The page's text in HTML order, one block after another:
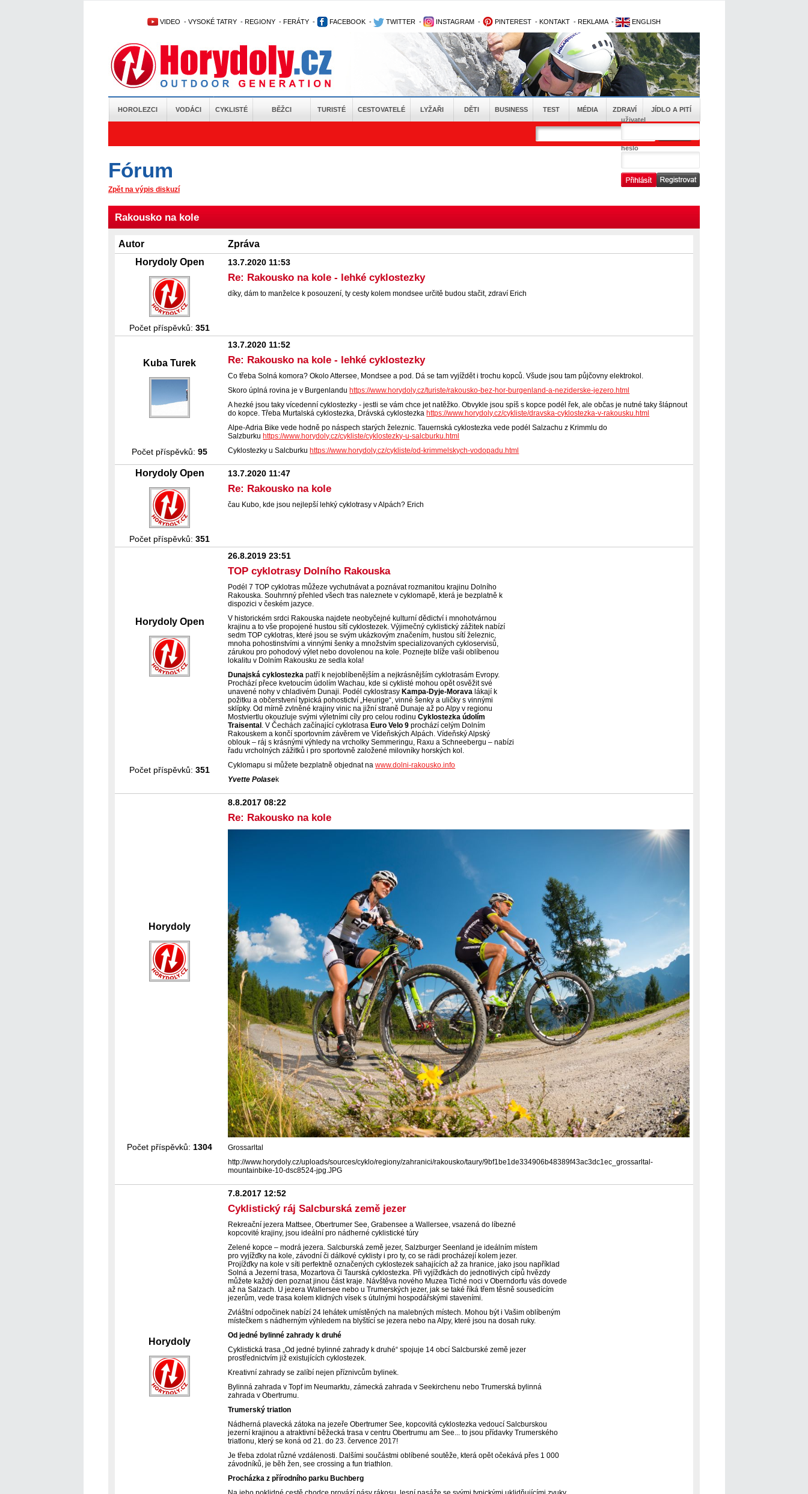
VIDEO - VYSOKÉ TATRY - REGIONY - FERÁTY - FACEBOOK - TWITTER - INSTAGRAM - PINTEREST - KONTAKT - REKLAMA - ENGLISH
HOROLEZCI VODÁCI CYKLISTÉ BĚŽCI TURISTÉ CESTOVATELÉ LYŽAŘI DĚTI BUSINESS TEST MÉDIA ZDRAVÍ
JÍDLO A PITÍ
uživatel
heslo
Fórum
Zpět na výpis diskuzí
Rakousko na kole
Autor
Zpráva
Horydoly Open
13.7.2020 11:53
Re: Rakousko na kole - lehké cyklostezky
díky, dám to manželce k posouzení, ty cesty kolem mondsee určitě budou stačit, zdraví Erich
Počet příspěvků: 351
Kuba Turek
13.7.2020 11:52
Re: Rakousko na kole - lehké cyklostezky
Co třeba Solná komora? Okolo Attersee, Mondsee a pod. Dá se tam vyjíždět i trochu kopců. Všude jsou tam půjčovny elektrokol.
Skoro úplná rovina je v Burgenlanduhttps://www.horydoly.cz/turiste/rakousko-bez-hor-burgenland-a-neziderske-jezero.html
A hezké jsou taky vícedenní cyklostezky - jestli se vám chce jet natěžko. Obvykle jsou spíš s kopce podél řek, ale občas je nutné taky šlápnout
do kopce. Třeba Murtalská cyklostezka, Drávská cyklostezkahttps://www.horydoly.cz/cykliste/dravska-cyklostezka-v-rakousku.html
Alpe-Adria Bike vede hodně po náspech starých železnic. Tauernská cyklostezka vede podél Salzachu z Krimmlu do
Salzburkuhttps://www.horydoly.cz/cykliste/cyklostezky-u-salcburku.html
Cyklostezky u Salcburkuhttps://www.horydoly.cz/cykliste/od-krimmelskych-vodopadu.html
Počet příspěvků: 95
Horydoly Open 13.7.2020 11:47
Re: Rakousko na kole
čau Kubo, kde jsou nejlepší lehký cyklotrasy v Alpách? Erich
Počet příspěvků: 351
Horydoly Open
26.8.2019 23:51
TOP cyklotrasy Dolního Rakouska
Podél 7 TOP cyklotras můžeze vychutnávat a poznávat rozmanitou krajinu Dolního
Rakouska. Souhrnný přehled všech tras naleznete v cyklomapě, která je bezplatně k
dispozici v českém jazyce.
V historickém srdci Rakouska najdete neobyčejné kulturní dědictví i mnohotvárnou
krajinu a to vše propojené hustou sítí cyklostezek. Výjimečný cyklistický zážitek nabízí
sedm TOP cyklotras, které jsou se svým ukázkovým značením, hustou sítí železnic,
mnoha pohostinstvími a vinnými šenky a množstvím specializovaných cykloservisů,
zárukou pro pohodový výlet nebo dovolenou na kole. Poznejte blíže vaši oblíbenou
lokalitu v Dolním Rakousku ze sedla kola!
Dunajská cyklostezka patří k nejoblíbenějším a nejkrásnějším cyklotrasám Evropy.
Prochází přece kvetoucím údolím Wachau, kde si cyklisté mohou opět osvěžit své
unavené nohy v chladivém Dunaji. Podél cyklostrasyKampa-Dyje-Morava lákají k
požitku a občerstvení typická pohostictví „Heurige“, vinné šenky a uličky s vinnými
sklípky. Od mírně zvlněné krajiny vinic na jižní straně Dunaje až po Alpy v regionu
Mostviertlu okouzluje svými výletními cíly pro celou rodinuCyklostezka údolím
Traisental. V Čechách začínající cyklotrasaEuro Velo 9 prochází celým Dolním
Rakouskem a končí sportovním závěrem ve Vídeňských Alpách. Vídeňský Alpský
oblouk – ráj s krásnými výhledy na vrcholky Semmeringu, Raxu a Schneebergu – nabízi
řadu vrcholných zážitků i pro sportovně založené milovníky horských kol.
Cyklomapu si můžete bezplatně objednat nawww.dolni-rakousko.info
Yvette Polasek
Počet příspěvků: 351
Horydoly
8.8.2017 08:22
Re: Rakousko na kole
Grossarltal
http://www.horydoly.cz/uploads/sources/cyklo/regiony/zahranici/rakousko/taury/9bf1be1de334906b48389f43ac3dc1ec_grossarltal-
mountainbike-10-dsc8524-jpg.JPG
Počet příspěvků: 1304
Horydoly
7.8.2017 12:52
Cyklistický ráj Salcburská země jezer
Rekreační jezera Mattsee, Obertrumer See, Grabensee a Wallersee, vsazená do líbezné
kopcovité krajiny, jsou ideální pro nádherné cyklistické túry
Zelené kopce – modrá jezera. Salcburská země jezer, Salzburger Seenland je ideálním místem
pro vyjížďky na kole, závodní či dálkové cyklisty i pro ty, co se rádi procházejí kolem jezer.
Projížďky na kole v síti perfektně označených cyklostezek sahajících až za hranice, jako jsou například
Solná a Jezerní trasa, Mozartova či Taurská cyklostezka. Při vyjížďkách do jednotlivých cípů hvězdy
můžete každý den poznat jinou část kraje. Návštěva nového Muzea Tiché noci v Oberndorfu vás dovede
až na Salzach. U jezera Wallersee nebo u Trumerských jezer, jak se také říká třem těsně sousedícím
jezerům, vede trasa kolem klidných vísek s útulnými hospodářskými staveními.
Zvláštní odpočinek nabízí 24 lehátek umístěných na malebných místech. Mohou být i Vašim oblíbeným
místečkem s nádherným výhledem na blyštící se jezera nebo na Alpy, které jsou na dosah ruky.
Od jedné bylinné zahrady k druhé
Cyklistická trasa „Od jedné bylinné zahrady k druhé“ spojuje 14 obcí Salcburské země jezer
prostřednictvím již existujících cyklostezek.
Kreativní zahrady se zalíbí nejen příznivcům bylinek.
Bylinná zahrada v Topf im Neumarktu, zámecká zahrada v Seekirchenu nebo Trumerská bylinná
zahrada v Obertrumu.
Trumerský triatlon
Nádherná plavecká zátoka na jezeře Obertrumer See, kopcovitá cyklostezka vedoucí Salcburskou
jezerní krajinou a atraktivní běžecká trasa v centru Obertrumu am See... to jsou přídavky Trumerského
triatlonu, který se koná od 21. do 23. července 2017!
Je třeba zdolat různé vzdálenosti. Dalšími součástmi oblíbené soutěže, která opět očekává přes 1 000
závodníků, je běh žen, see crossing a fun triathlon.
Procházka z přírodního parku Buchberg